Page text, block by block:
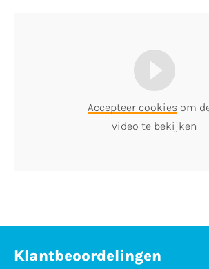
Accepteer cookies om
video te bekijken
Klantbeoordelingen